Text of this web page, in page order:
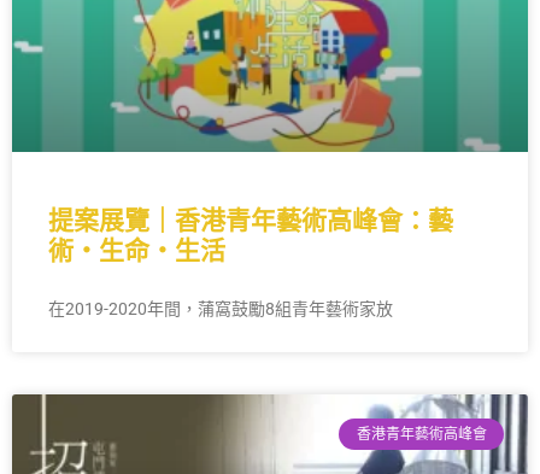
提案展覽｜香港青年藝術高峰會：藝
術・生命・生活
在2019-2020年間，蒲窩鼓勵8組青年藝術家放
香港青年藝術高峰會